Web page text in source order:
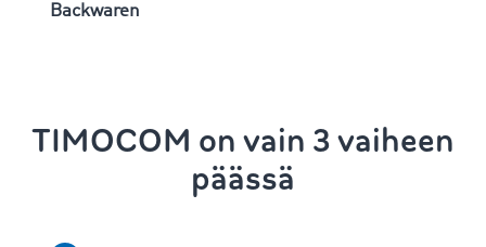
Backwaren
TIMOCOM on vain 3 vaiheen
päässä